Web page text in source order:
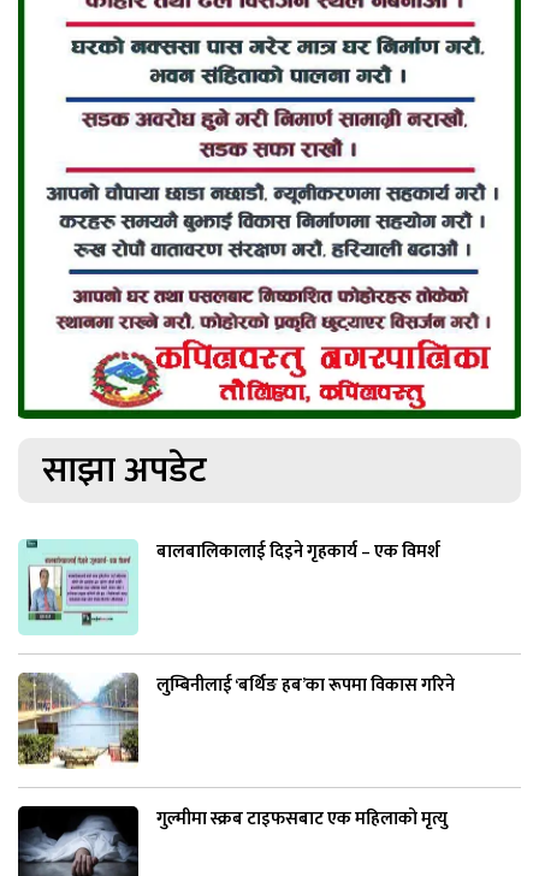
साझा अपडेट
बालबालिकालाई दिइने गृहकार्य – एक विमर्श
लुम्बिनीलाई ‘बर्थिङ हब’का रूपमा विकास गरिने
गुल्मीमा स्क्रब टाइफसबाट एक महिलाको मृत्यु